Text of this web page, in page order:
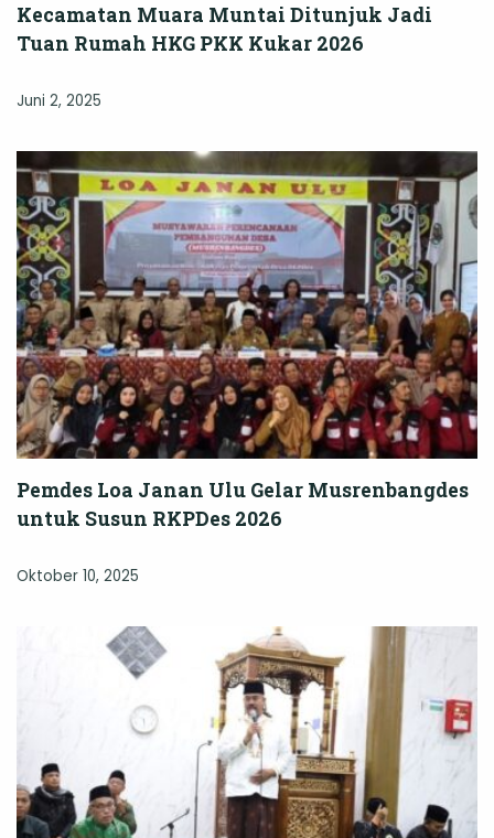
Kecamatan Muara Muntai Ditunjuk Jadi
Tuan Rumah HKG PKK Kukar 2026
Juni 2, 2025
Pemdes Loa Janan Ulu Gelar Musrenbangdes
untuk Susun RKPDes 2026
Oktober 10, 2025